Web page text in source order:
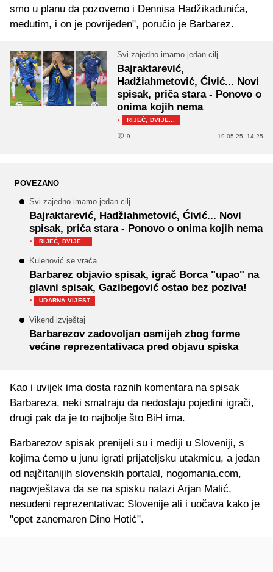
smo u planu da pozovemo i Dennisa Hadžikadunića,
međutim, i on je povrijeđen", poručio je Barbarez.
Svi zajedno imamo jedan cilj
Bajraktarević,
Hadžiahmetović, Ćivić... Novi
spisak, priča stara - Ponovo o
onima kojih nema
· RIJEČ, DVIJE...
9 19.05.25. 14:25
POVEZANO
Svi zajedno imamo jedan cilj
Bajraktarević, Hadžiahmetović, Ćivić... Novi
spisak, priča stara - Ponovo o onima kojih nema
· RIJEČ, DVIJE...
Kulenović se vraća
Barbarez objavio spisak, igrač Borca "upao" na
glavni spisak, Gazibegović ostao bez poziva!
· UDARNA VIJEST
Vikend izvještaj
Barbarezov zadovoljan osmijeh zbog forme
većine reprezentativaca pred objavu spiska
Kao i uvijek ima dosta raznih komentara na spisak
Barbareza, neki smatraju da nedostaju pojedini igrači,
drugi pak da je to najbolje što BiH ima.
Barbarezov spisak prenijeli su i mediji u Sloveniji, s
kojima ćemo u junu igrati prijateljsku utakmicu, a jedan
od najčitanijih slovenskih portalal, nogomania.com,
nagovještava da se na spisku nalazi Arjan Malić,
nesuđeni reprezentativac Slovenije ali i uočava kako je
"opet zanemaren Dino Hotić".